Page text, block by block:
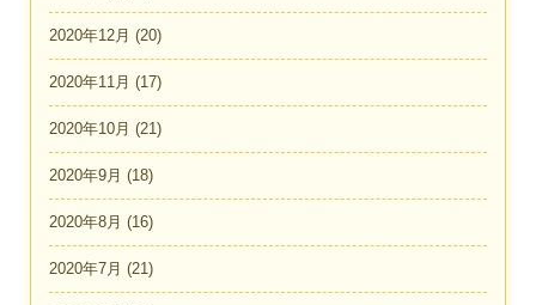
2020年12月 (20)
2020年11月 (17)
2020年10月 (21)
2020年9月 (18)
2020年8月 (16)
2020年7月 (21)